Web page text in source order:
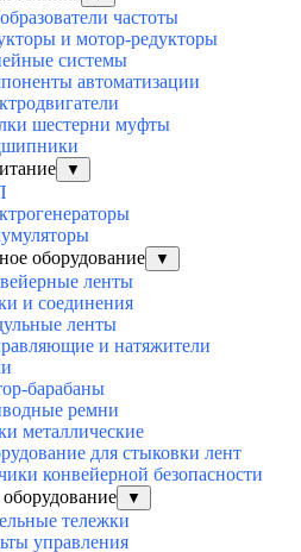
частоты
и мотор-редукторы
системы
автоматизации
шестерни муфты
▼
оборудование
▼
ленты
и соединения
ленты
и натяжители
барабаны
ремни
металлические
для стыковки лент
конвейерной безопасности
▼
тележки
управления